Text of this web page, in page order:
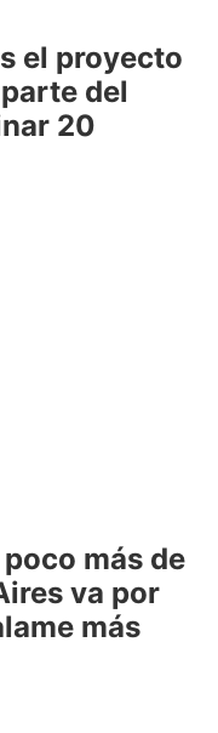
el proyecto
del
20
más de
va por
más